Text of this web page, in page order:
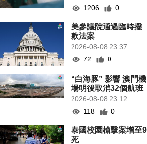
1206
0
美參議院通過臨時撥
款法案
2026-08-08 23:37
72
0
“白海豚” 影響 澳門機
場明後取消32個航班
2026-08-08 23:12
118
0
泰國校園槍擊案增至9
死